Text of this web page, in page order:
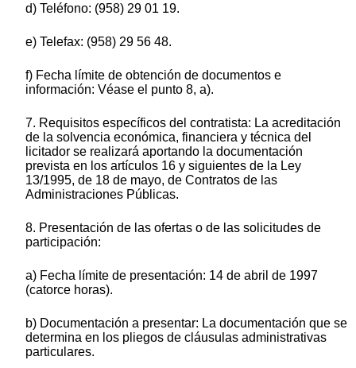
d) Teléfono: (958) 29 01 19.
e) Telefax: (958) 29 56 48.
f) Fecha límite de obtención de documentos e
información: Véase el punto 8, a).
7. Requisitos específicos del contratista: La acreditación
de la solvencia económica, financiera y técnica del
licitador se realizará aportando la documentación
prevista en los artículos 16 y siguientes de la Ley
13/1995, de 18 de mayo, de Contratos de las
Administraciones Públicas.
8. Presentación de las ofertas o de las solicitudes de
participación:
a) Fecha límite de presentación: 14 de abril de 1997
(catorce horas).
b) Documentación a presentar: La documentación que se
determina en los pliegos de cláusulas administrativas
particulares.